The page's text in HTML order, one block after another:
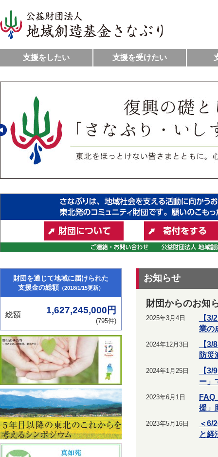
支援をしたい 支援を受けたい
お知らせ
財団からのお知
2025年3月4日
【
業の
2024年12月3日
【
防災
2024年1月25日
【
ー」
2023年6月1日
FAQ
援」
2023年5月16日
＜6/
と経
財団を通じて地域に届けられた
支援金の総額 （2018/1/15更新）
総額 1,627,245,000円
(795件)